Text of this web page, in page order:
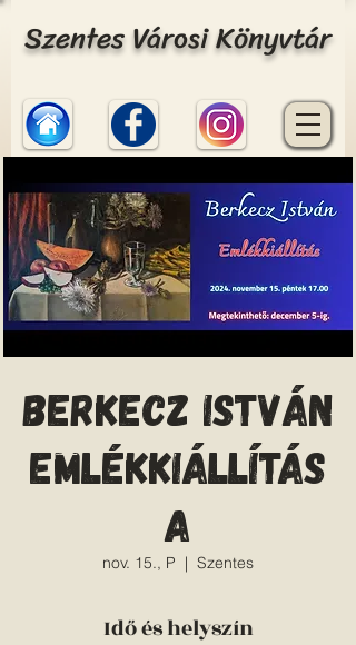
Szentes Városi Könyvtár
Berkecz István
emlékkiállítás
a
nov. 15., P
  |
Szentes
Idő és helyszín